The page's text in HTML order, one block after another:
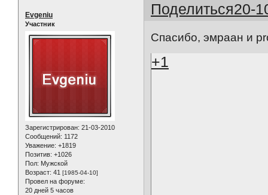
Поделиться20-
Evgeniu
Участник
Зарегистрирован: 21-03-2010
Сообщений: 1172
Уважение: +1819
Позитив: +1026
Пол: Мужской
Возраст: 41 [1985-04-10]
Провел на форуме:
20 дней 5 часов
Спасибо, эмраан и
+1